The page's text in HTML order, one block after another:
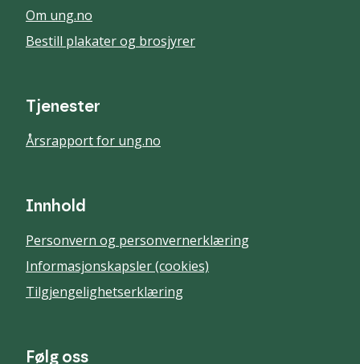
Om ung.no
Bestill plakater og brosjyrer
Tjenester
Årsrapport for ung.no
Innhold
Personvern og personvernerklæring
Informasjonskapsler (cookies)
Tilgjengelighetserklæring
Følg oss